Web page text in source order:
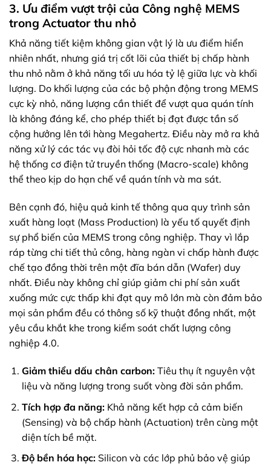
3. Ưu điểm vượt trội của Công nghệ MEMS
trong Actuator thu nhỏ
Khả năng tiết kiệm không gian vật lý là ưu điểm hiển
nhiên nhất, nhưng giá trị cốt lõi của thiết bị chấp hành
thu nhỏ nằm ở khả năng tối ưu hóa tỷ lệ giữa lực và khối
lượng. Do khối lượng của các bộ phận động trong MEMS
cực kỳ nhỏ, năng lượng cần thiết để vượt qua quán tính
là không đáng kể, cho phép thiết bị đạt được tần số
cộng hưởng lên tới hàng Megahertz. Điều này mở ra khả
năng xử lý các tác vụ đòi hỏi tốc độ cực nhanh mà các
hệ thống cơ điện tử truyền thống (Macro-scale) không
thể theo kịp do hạn chế về quán tính và ma sát.
Bên cạnh đó, hiệu quả kinh tế thông qua quy trình sản
xuất hàng loạt (Mass Production) là yếu tố quyết định
sự phổ biến của MEMS trong công nghiệp. Thay vì lắp
ráp từng chi tiết thủ công, hàng ngàn vi chấp hành được
chế tạo đồng thời trên một đĩa bán dẫn (Wafer) duy
nhất. Điều này không chỉ giúp giảm chi phí sản xuất
xuống mức cực thấp khi đạt quy mô lớn mà còn đảm bảo
mọi sản phẩm đều có thông số kỹ thuật đồng nhất, một
yêu cầu khắt khe trong kiểm soát chất lượng công
nghiệp 4.0.
Giảm thiểu dấu chân carbon:Tiêu thụ ít nguyên vật
liệu và năng lượng trong suốt vòng đời sản phẩm.
Tích hợp đa năng: Khả năng kết hợp cả cảm biến
(Sensing) và bộ chấp hành (Actuation) trên cùng một
diện tích bề mặt.
Độ bền hóa học: Silicon và các lớp phủ bảo vệ giúp